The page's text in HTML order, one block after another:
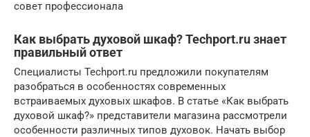
совет профессионала
Как выбрать духовой шкаф? Techport.ru знает
правильный ответ
Специалисты Techport.ru предложили покупателям
разобраться в особенностях современных
встраиваемых духовых шкафов. В статье «Как выбрать
духовой шкаф?» представители магазина рассмотрели
особенности различных типов духовок. Начать выбор